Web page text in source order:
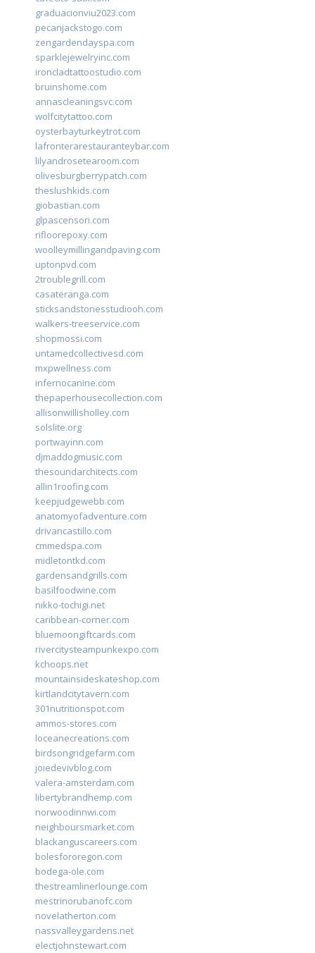
graduacionviu2023.com
pecanjackstogo.com
zengardendayspa.com
sparklejewelryinc.com
ironcladtattoostudio.com
bruinshome.com
annascleaningsvc.com
wolfcitytattoo.com
oysterbayturkeytrot.com
lafronterarestauranteybar.com
lilyandrosetearoom.com
olivesburgberrypatch.com
theslushkids.com
giobastian.com
glpascensori.com
rifloorepoxy.com
woolleymillingandpaving.com
uptonpvd.com
2troublegrill.com
casateranga.com
sticksandstonesstudiooh.com
walkers-treeservice.com
shopmossi.com
untamedcollectivesd.com
mxpwellness.com
infernocanine.com
thepaperhousecollection.com
allisonwillisholley.com
solslite.org
portwayinn.com
djmaddogmusic.com
thesoundarchitects.com
allin1roofing.com
keepjudgewebb.com
anatomyofadventure.com
drivancastillo.com
cmmedspa.com
midletontkd.com
gardensandgrills.com
basilfoodwine.com
nikko-tochigi.net
caribbean-corner.com
bluemoongiftcards.com
rivercitysteampunkexpo.com
kchoops.net
mountainsideskateshop.com
kirtlandcitytavern.com
301nutritionspot.com
ammos-stores.com
loceanecreations.com
birdsongridgefarm.com
joiedevivblog.com
valera-amsterdam.com
libertybrandhemp.com
norwoodinnwi.com
neighboursmarket.com
blackanguscareers.com
bolesfororegon.com
bodega-ole.com
thestreamlinerlounge.com
mestrinorubanofc.com
novelatherton.com
nassvalleygardens.net
electjohnstewart.com